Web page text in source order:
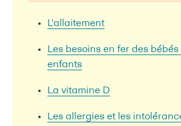
L'allaitement
Les besoins en fer des bébés
enfants
La vitamine D
Les allergies et les